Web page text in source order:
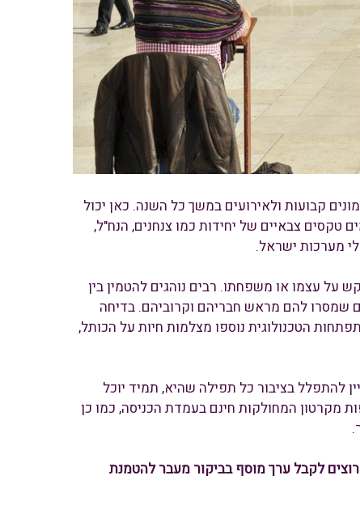
קבועות ולאירועים במשך כל השנה. כאן יכול
טקסים צבאיים של יחידות כמו צנחנים, הנח"ל,
מערכות ישראל.
על עצמו או משפחתו. רבים נוהגים להטמין בין
שמסרו להם מראש חבריהם וקרוביהם. בדיחה
הטכנולוגית נוספו מצלמות חיות על הכותל,
להתפלל בציבור כל תפילה שהיא, תמיד יוכל
מקרטון המחולקות חינם בעמדת הכניסה, כמו כן
לקבל ערך מוסף בביקור מעבר להטמנת